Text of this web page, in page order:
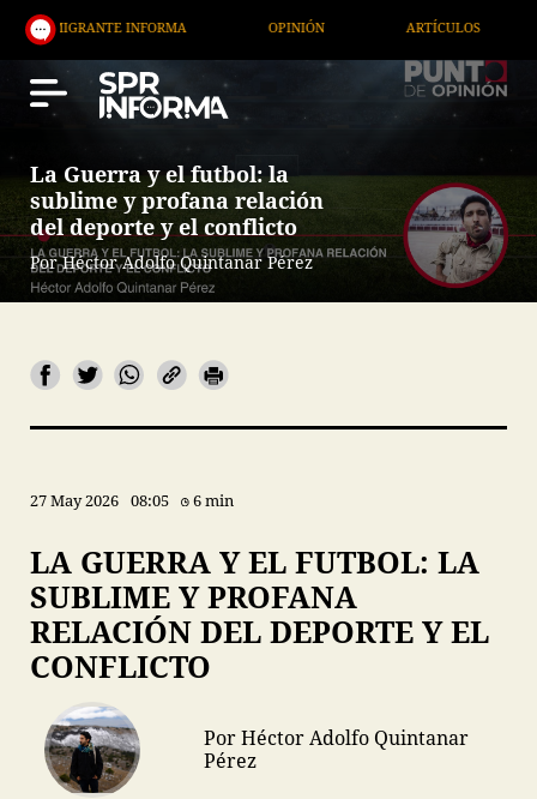
INFORMA OPINIÓN ARTÍCULOS ARTE /
La Guerra y el futbol: la
sublime y profana relación
del deporte y el conflicto
Por Héctor Adolfo Quintanar Pérez
27 May 2026 08:05 6 min
LA GUERRA Y EL FUTBOL: LA
SUBLIME Y PROFANA
RELACIÓN DEL DEPORTE Y EL
CONFLICTO
Por Héctor Adolfo Quintanar
Pérez